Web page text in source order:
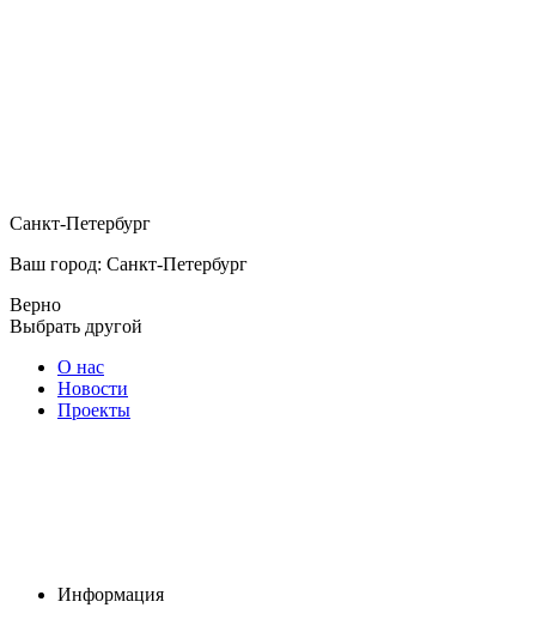
Санкт-Петербург
Ваш город: Санкт-Петербург
Верно
Выбрать другой
О нас
Новости
Проекты
Информация